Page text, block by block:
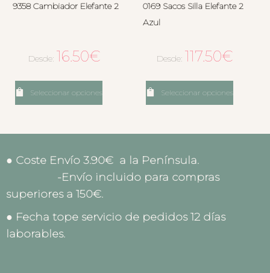
9358 Cambiador Elefante 2
Desde: 16.50€
Seleccionar opciones
0169 Sacos Silla Elefante 2
Azul
Desde: 117.50€
Seleccionar opciones
● Coste Envío 3.90€ a la Península.
-Envío incluido para compras
superiores a 150€.
● Fecha tope servicio de pedidos 12 días
laborables.